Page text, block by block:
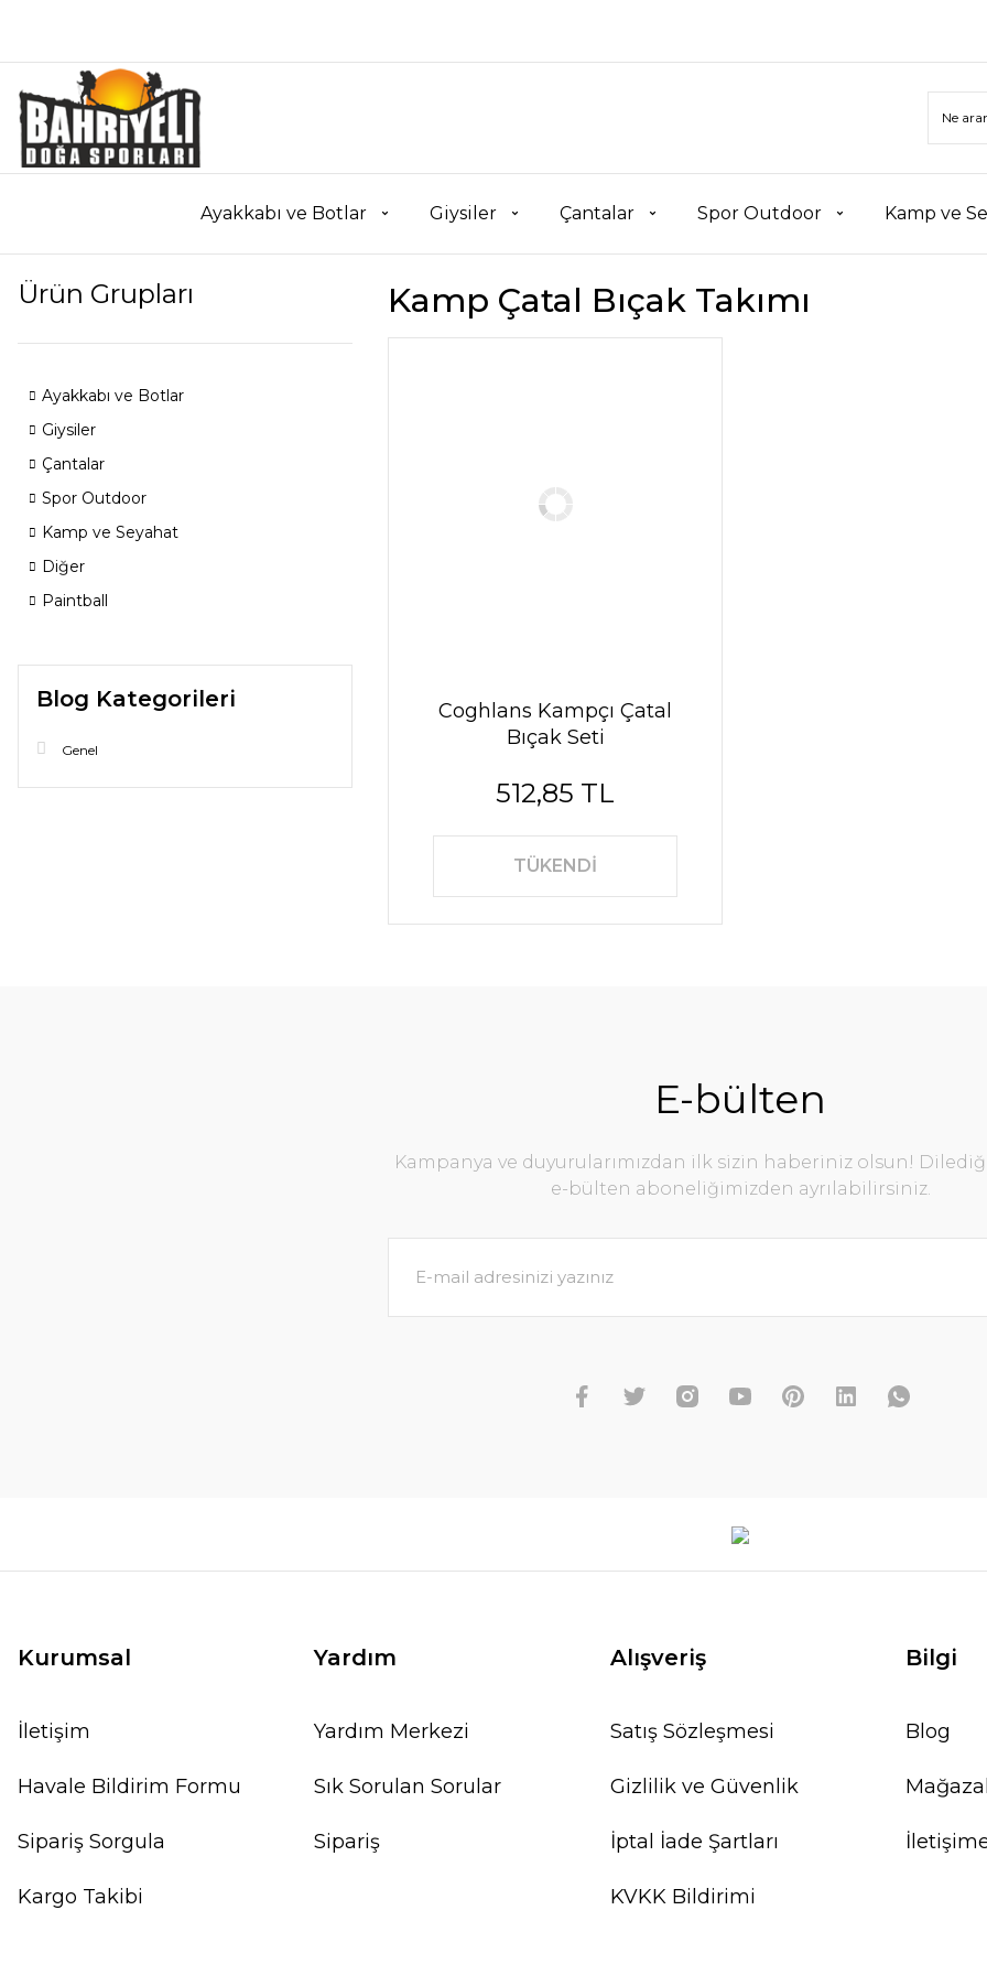
Ayakkabı ve Botlar Giysiler Çantalar Spor Outdoor Kamp ve
Ürün Grupları
Ayakkabı ve Botlar
Giysiler
Çantalar
Spor Outdoor
Kamp ve Seyahat
Diğer
Paintball
Blog Kategorileri
Genel
Kamp Çatal Bıçak Takımı
Coghlans Kampçı Çatal
Bıçak Seti
512,85 TL
TÜKENDİ
E-bülten
Kampanya ve duyurularımızdan ilk sizin haberiniz olsun!
e-bülten aboneliğimizden ayrılabilirsiniz.
Kurumsal
İletişim
Havale Bildirim Formu
Sipariş Sorgula
Kargo Takibi
Yardım
Yardım Merkezi
Sık Sorulan Sorular
Sipariş
Alışveriş
Satış Sözleşmesi
Gizlilik ve Güvenlik
İptal İade Şartları
KVKK Bildirimi
Bilgi
Blog